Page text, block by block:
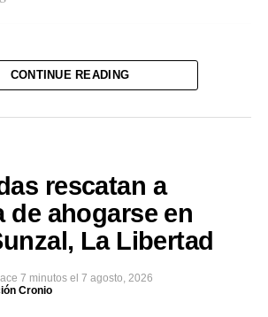
X
CONTINUE READING
rescatan a
de ahogarse en
La Libertad
7 minutos el 7 agosto, 2026
Cronio